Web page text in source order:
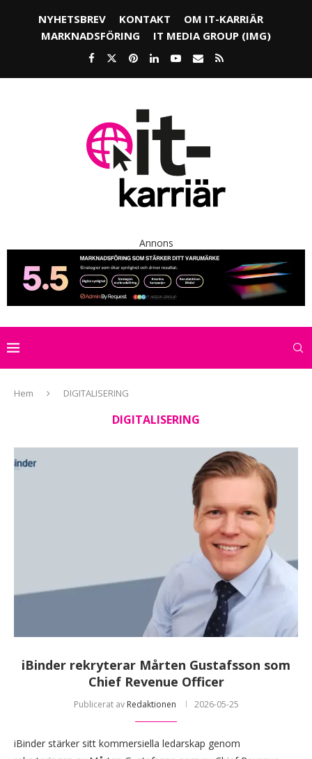
NYHETSBREV KONTAKT
OM IT-KARRIÄR
MARKNADSFÖRING
IT MEDIA GROUP (IMG)
Annons
Hem DIGITALISERING
DIGITALISERING
iBinder rekryterar Mårten Gustafsson som
Chief Revenue Officer
Publicerat av Redaktionen 2026-05-25
iBinder stärker sitt kommersiella ledarskap genom